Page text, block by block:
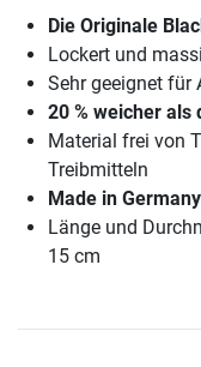
Die Originale
Lockert und
Sehr geeignet für
20 % weicher als
Material frei von
Treibmitteln
Made in Germany
Länge und
15 cm